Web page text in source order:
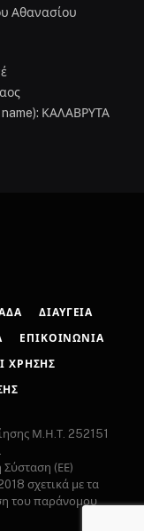
Αθανασίου
name): ΚΑΛΑΒΡΥΤΑ
ΔΙΑΎΓΕΙΑ
ΕΠΙΚΟΙΝΩΝΊΑ
ΧΡΉΣΗΣ
Μ.Η.Τ. 252151
(ΕΕ)
σχετικά με τα
του παράνομου